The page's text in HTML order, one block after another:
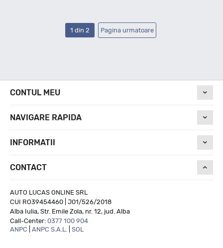
1 din 2 Pagina urmatoare
CONTUL MEU
NAVIGARE RAPIDA
INFORMATII
CONTACT
AUTO LUCAS ONLINE SRL
CUI RO39454460 | J01/526/2018
Alba Iulia, Str. Emile Zola, nr. 12, jud. Alba
Call-Center: 0377 100 904
ANPC
ANPC S.A.L. SOL